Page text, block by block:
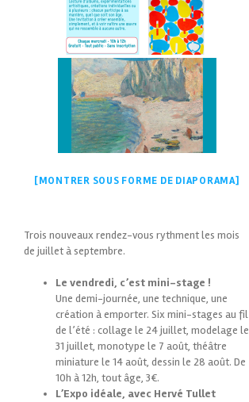
[MONTRER SOUS FORME DE DIAPORAMA]
Trois nouveaux rendez-vous rythment les mois
de juillet à septembre.
Le vendredi, c’est mini-stage !
Une demi-journée, une technique, une
création à emporter. Six mini-stages au fil
de l’été : collage le 24 juillet, modelage le
31 juillet, monotype le 7 août, théâtre
miniature le 14 août, dessin le 28 août. De
10h à 12h, tout âge, 3€.
L’Expo idéale, avec Hervé Tullet